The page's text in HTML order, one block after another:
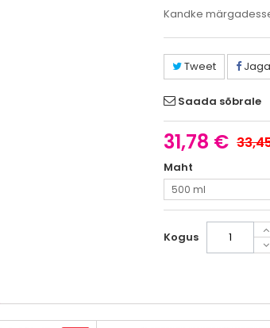
Kandke
Tweet Jaga
Saada sõbrale
31,78 €
Maht
500 ml
Kogus